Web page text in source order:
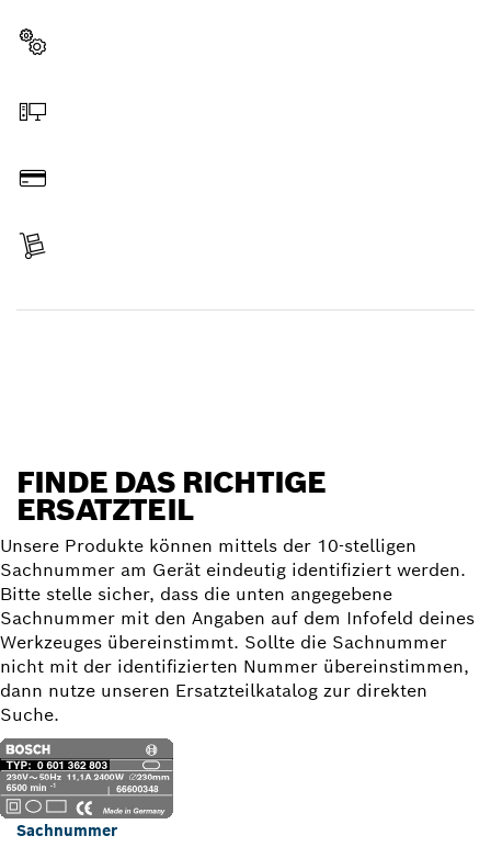
FINDE DAS RICHTIGE
ERSATZTEIL
Unsere Produkte können mittels der 10-stelligen
Sachnummer am Gerät eindeutig identifiziert werden.
Bitte stelle sicher, dass die unten angegebene
Sachnummer mit den Angaben auf dem Infofeld deines
Werkzeuges übereinstimmt. Sollte die Sachnummer
nicht mit der identifizierten Nummer übereinstimmen,
dann nutze unseren Ersatzteilkatalog zur direkten
Suche.
Sachnummer